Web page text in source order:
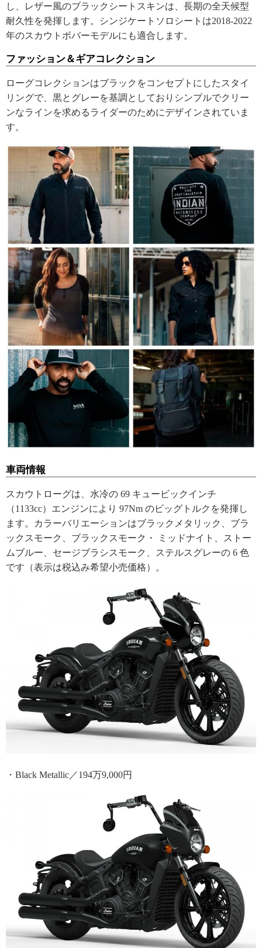
し、レザー風のブラックシートスキンは、長期の全天候型
耐久性を発揮します。シンジケートソロシートは2018-2022
年のスカウトボバーモデルにも適合します。
ファッション＆ギアコレクション
ローグコレクションはブラックをコンセプトにしたスタイ
リングで、黒とグレーを基調としておりシンプルでクリー
ンなラインを求めるライダーのためにデザインされていま
す。
車両情報
スカウトローグは、水冷の 69 キュービックインチ
（1133cc）エンジンにより 97Nm のビッグトルクを発揮し
ます。カラーバリエーションはブラックメタリック、ブラ
ックスモーク、ブラックスモーク・ ミッドナイト、ストー
ムブルー、セージブラシスモーク、ステルスグレーの 6 色
です（表示は税込み希望小売価格）。
・Black Metallic／194万9,000円